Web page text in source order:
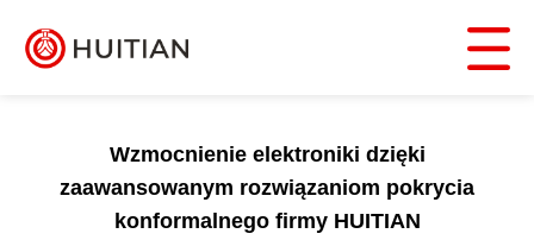
Wzmocnienie elektroniki dzięki
zaawansowanym rozwiązaniom pokrycia
konformalnego firmy HUITIAN